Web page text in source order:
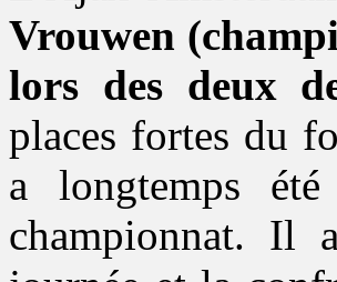
Vrouwen
lors des deux
places fortes du
a longtemps
championnat. Il